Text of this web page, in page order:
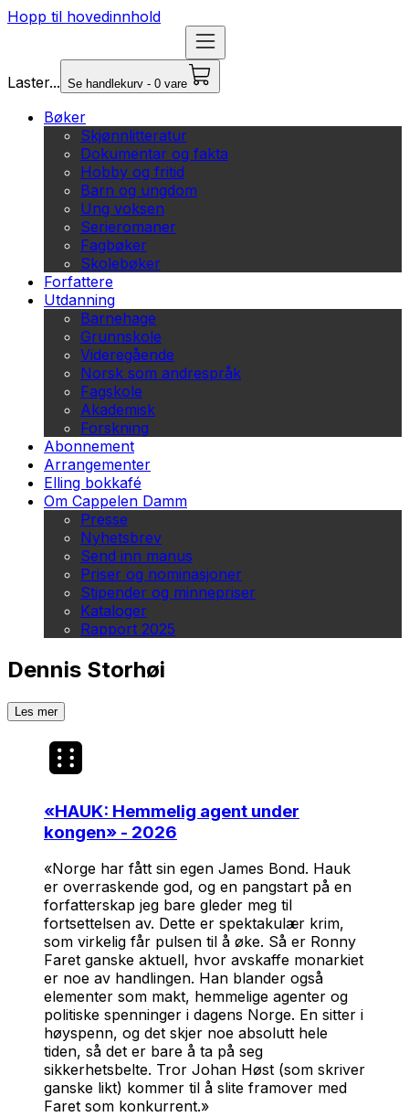
Hopp til hovedinnhold
Laster... Se handlekurv - 0 vare
Bøker
Skjønnlitteratur
Dokumentar og fakta
Hobby og fritid
Barn og ungdom
Ung voksen
Serieromaner
Fagbøker
Skolebøker
Forfattere
Utdanning
Barnehage
Grunnskole
Videregående
Norsk som andrespråk
Fagskole
Akademisk
Forskning
Abonnement
Arrangementer
Elling bokkafé
Om Cappelen Damm
Presse
Nyhetsbrev
Send inn manus
Priser og nominasjoner
Stipender og minnepriser
Kataloger
Rapport 2025
Dennis Storhøi
Les mer
«HAUK: Hemmelig agent under
kongen» - 2026
«Norge har fått sin egen James Bond. Hauk
er overraskende god, og en pangstart på en
forfatterskap jeg bare gleder meg til
fortsettelsen av. Dette er spektakulær krim,
som virkelig får pulsen til å øke. Så er Ronny
Faret ganske aktuell, hvor avskaffe monarkiet
er noe av handlingen. Han blander også
elementer som makt, hemmelige agenter og
politiske spenninger i dagens Norge. En sitter i
høyspenn, og det skjer noe absolutt hele
tiden, så det er bare å ta på seg
sikkerhetsbelte. Tror Johan Høst (som skriver
ganske likt) kommer til å slite framover med
Faret som konkurrent.»